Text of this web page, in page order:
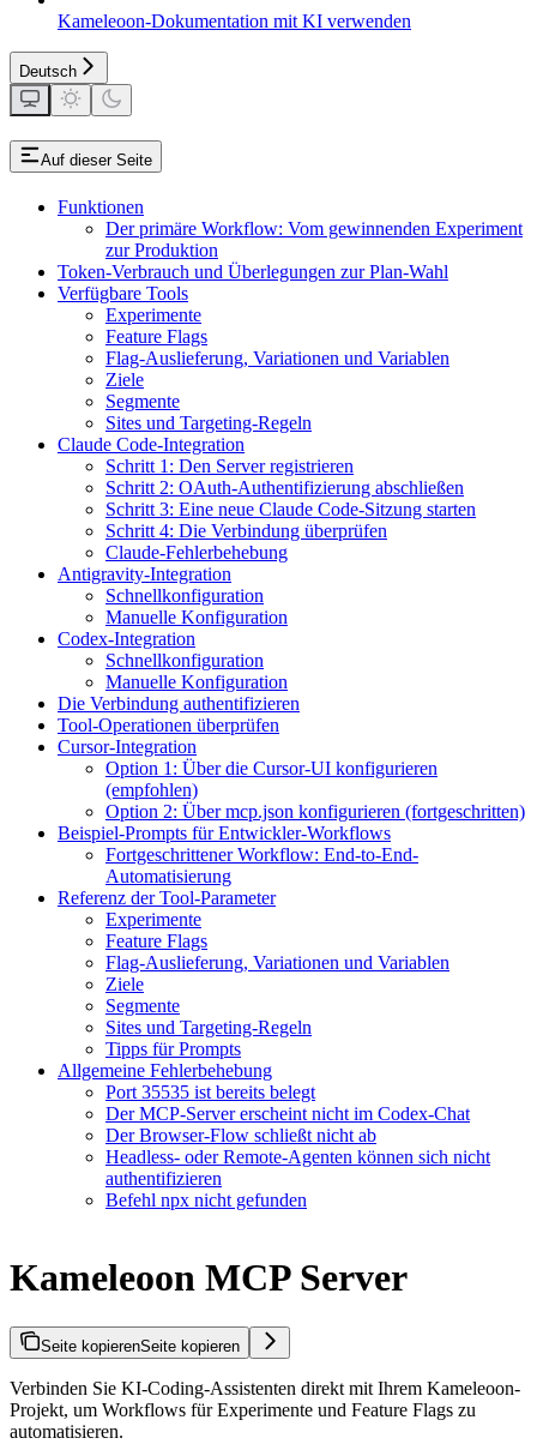
Kameleoon-Dokumentation mit KI verwenden
Deutsch
Auf dieser Seite
Funktionen
Der primäre Workflow: Vom gewinnenden Experiment
zur Produktion
Token-Verbrauch und Überlegungen zur Plan-Wahl
Verfügbare Tools
Experimente
Feature Flags
Flag-Auslieferung, Variationen und Variablen
Ziele
Segmente
Sites und Targeting-Regeln
Claude Code-Integration
Schritt 1: Den Server registrieren
Schritt 2: OAuth-Authentifizierung abschließen
Schritt 3: Eine neue Claude Code-Sitzung starten
Schritt 4: Die Verbindung überprüfen
Claude-Fehlerbehebung
Antigravity-Integration
Schnellkonfiguration
Manuelle Konfiguration
Codex-Integration
Schnellkonfiguration
Manuelle Konfiguration
Die Verbindung authentifizieren
Tool-Operationen überprüfen
Cursor-Integration
Option 1: Über die Cursor-UI konfigurieren
(empfohlen)
Option 2: Über mcp.json konfigurieren (fortgeschritten)
Beispiel-Prompts für Entwickler-Workflows
Fortgeschrittener Workflow: End-to-End-
Automatisierung
Referenz der Tool-Parameter
Experimente
Feature Flags
Flag-Auslieferung, Variationen und Variablen
Ziele
Segmente
Sites und Targeting-Regeln
Tipps für Prompts
Allgemeine Fehlerbehebung
Port 35535 ist bereits belegt
Der MCP-Server erscheint nicht im Codex-Chat
Der Browser-Flow schließt nicht ab
Headless- oder Remote-Agenten können sich nicht
authentifizieren
Befehl npx nicht gefunden
Kameleoon MCP Server
Seite kopierenSeite kopieren
Verbinden Sie KI-Coding-Assistenten direkt mit Ihrem Kameleoon-
Projekt, um Workflows für Experimente und Feature Flags zu
automatisieren.